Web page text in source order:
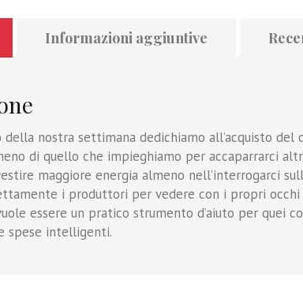
Informazioni aggiuntive
nostra settimana dedichiamo all’acquisto del
di quello che impieghiamo per accaparrarci
maggiore energia almeno nell’interrogarci
i produttori per vedere con i propri
essere un pratico strumento d’aiuto per quei
spese intelligenti.